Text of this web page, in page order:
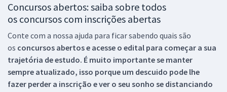
Concursos abertos: saiba sobre todos
os concursos com inscrições abertas
Conte com a nossa ajuda para ficar sabendo quais são
os concursos abertos e acesse o edital para começar a sua
trajetória de estudo. É muito importante se manter
sempre atualizado, isso porque um descuido pode lhe
fazer perder a inscrição e ver o seu sonho se distanciando